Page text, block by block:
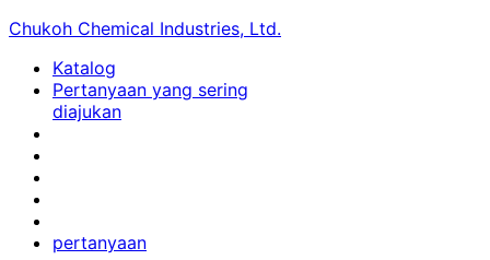
Chukoh Chemical Industries, Ltd.
Katalog
Pertanyaan yang sering
diajukan
pertanyaan